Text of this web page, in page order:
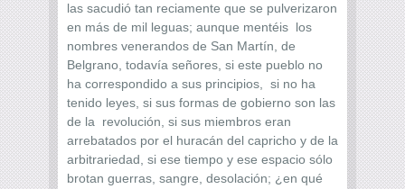
las sacudió tan reciamente que se pulverizaron
en más de mil leguas; aunque mentéis los
nombres venerandos de San Martín, de
Belgrano, todavía señores, si este pueblo no
ha correspondido a sus principios, si no ha
tenido leyes, si sus formas de gobierno son las
de la revolución, si sus miembros eran
arrebatados por el huracán del capricho y de la
arbitrariedad, si ese tiempo y ese espacio sólo
brotan guerras, sangre, desolación; ¿en qué